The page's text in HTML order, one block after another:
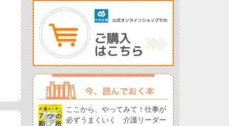
ここから、やってみて！仕事が
必ずうまくいく 介護リーダー